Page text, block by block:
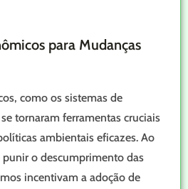
para Mudanças
como os sistemas de
tornaram ferramentas cruciais
ambientais eficazes. Ao
o descumprimento das
incentivam a adoção de